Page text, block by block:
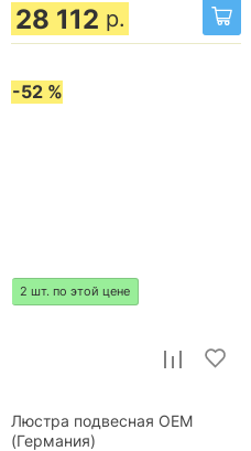
28 112 р.
-52 %
2 шт. по этой цене
Люстра подвесная OEM
(Германия)